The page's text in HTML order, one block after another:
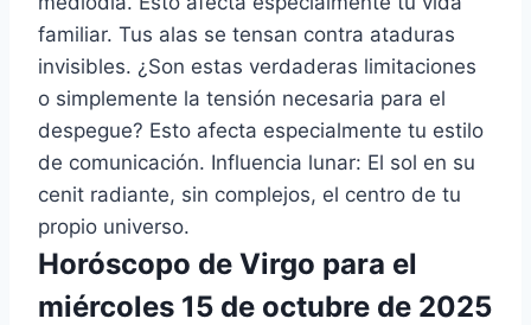
familiar. Tus alas se tensan contra ataduras
invisibles. ¿Son estas verdaderas limitaciones
o simplemente la tensión necesaria para el
despegue? Esto afecta especialmente tu estilo
de comunicación. Influencia lunar: El sol en su
cenit radiante, sin complejos, el centro de tu
propio universo.
Horóscopo de Virgo para el
miércoles 15 de octubre de 2025